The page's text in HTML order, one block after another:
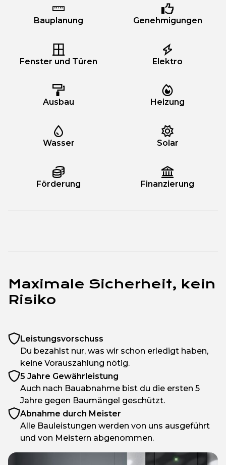
Bauplanung Genehmigungen
Fenster und Türen Elektro
Ausbau Heizung
Wasser Solar
Förderung Finanzierung
Maximale Sicherheit, kein
Risiko
Leistungsvorschuss
Du bezahlst nur, was wir schon erledigt haben,
keine Vorauszahlung nötig.
5 Jahre Gewährleistung
Auch nach Bauabnahme bist du die ersten 5
Jahre gegen Baumängel geschützt.
Abnahme durch Meister
Alle Bauleistungen werden von uns ausgeführt
und von Meistern abgenommen.